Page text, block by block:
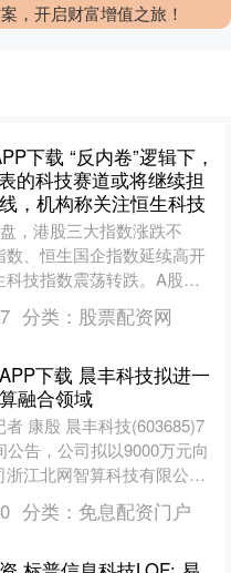
，开启财富增值之旅！
下载 “反内卷”逻辑下，
的科技赛道或将继续担
，机构称关注恒生科技
，港股三大指数涨跌不
数、恒生国企指数延续高开
科技指数震荡转跌。A股同
大的恒生科技指数
）涨幅收窄，....
分类： 股票配资网
下载 晨丰科技拟进一
融合领域
者 康殷 晨丰科技(603685)7
公告，公司拟以9000万元向
浙江北网智算科技有限公司
智算”）进行增资，用于其
分类： 免息配资门户